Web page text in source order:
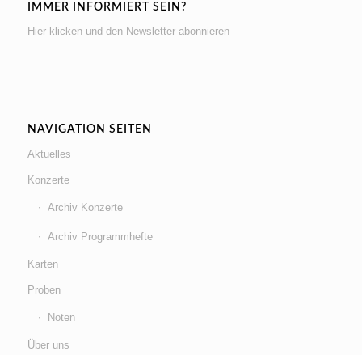
IMMER INFORMIERT SEIN?
Hier klicken und den Newsletter abonnieren
NAVIGATION SEITEN
Aktuelles
Konzerte
Archiv Konzerte
Archiv Programmhefte
Karten
Proben
Noten
Über uns